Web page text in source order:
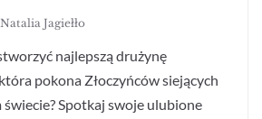
Natalia Jagiełło
najlepszą drużynę
pokona Złoczyńców siejących
świecie? Spotkaj swoje ulubione